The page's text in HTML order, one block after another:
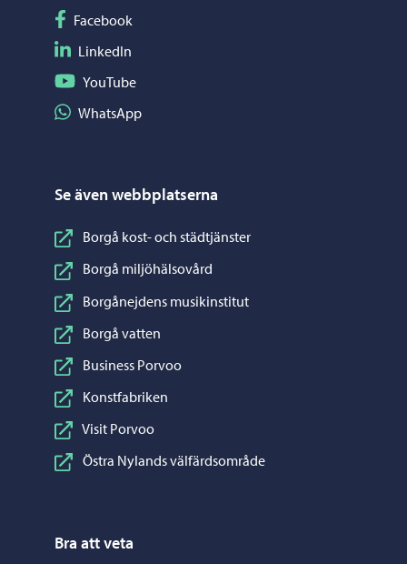
Följ på Facebook
Facebook
Följ på LinkedIn
LinkedIn
Följ på YouTube
YouTube
Dela på WhatsApp
WhatsApp
Se även webbplatserna
Borgå kost- och städtjänster
Borgå miljöhälsovård
Borgånejdens musikinstitut
Borgå vatten
Business Porvoo
Konstfabriken
Visit Porvoo
Östra Nylands välfärdsområde
Bra att veta